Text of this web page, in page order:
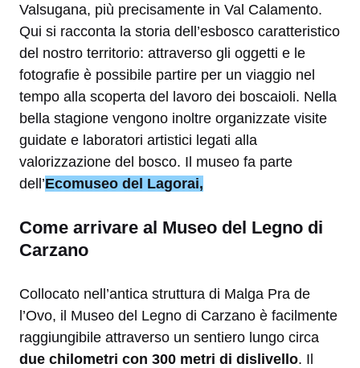
Valsugana, più precisamente in Val Calamento.
Qui si racconta la storia dell’esbosco caratteristico
del nostro territorio: attraverso gli oggetti e le
fotografie è possibile partire per un viaggio nel
tempo alla scoperta del lavoro dei boscaioli. Nella
bella stagione vengono inoltre organizzate visite
guidate e laboratori artistici legati alla
valorizzazione del bosco. Il museo fa parte
dell’Ecomuseo del Lagorai,
Come arrivare al Museo del Legno di
Carzano
Collocato nell’antica struttura di Malga Pra de
l’Ovo, il Museo del Legno di Carzano è facilmente
raggiungibile attraverso un sentiero lungo circa
due chilometri con 300 metri di dislivello. Il